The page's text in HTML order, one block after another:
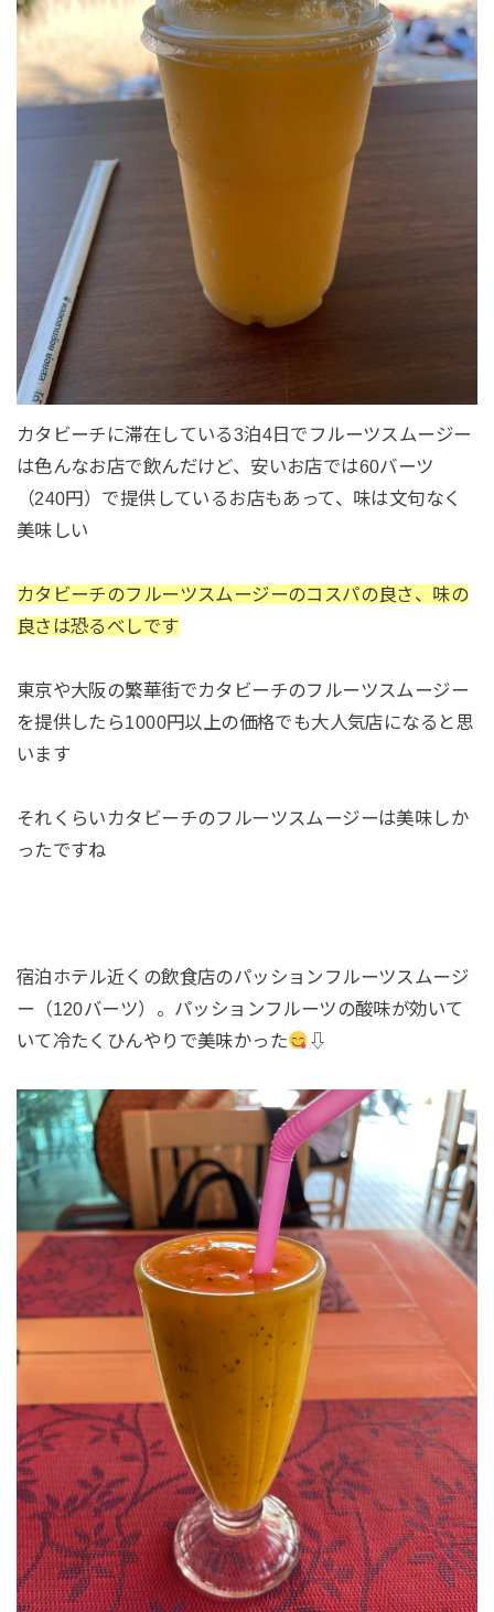
カタビーチに滞在している3泊4日でフルーツスムージー
は色んなお店で飲んだけど、安いお店では60バーツ
（240円）で提供しているお店もあって、味は文句なく
美味しい
カタビーチのフルーツスムージーのコスパの良さ、味の
良さは恐るべしです
東京や大阪の繁華街でカタビーチのフルーツスムージー
を提供したら1000円以上の価格でも大人気店になると思
います
それくらいカタビーチのフルーツスムージーは美味しか
ったですね
宿泊ホテル近くの飲食店のパッションフルーツスムージ
ー（120バーツ）。パッションフルーツの酸味が効いて
いて冷たくひんやりで美味かった
⇩